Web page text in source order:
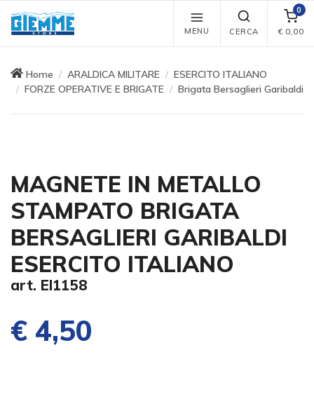
MENU CERCA
0
€ 0,00
Home ARALDICA MILITARE
ESERCITO ITALIANO
FORZE OPERATIVE E BRIGATE
Brigata Bersaglieri Garibaldi
MAGNETE IN METALLO
STAMPATO BRIGATA
BERSAGLIERI GARIBALDI
ESERCITO ITALIANO
art. EI1158
€ 4,50